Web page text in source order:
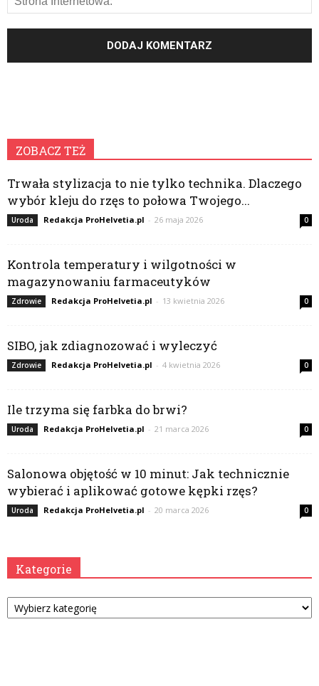
ZOBACZ TEŻ
Trwała stylizacja to nie tylko technika. Dlaczego
wybór kleju do rzęs to połowa Twojego...
Uroda Redakcja ProHelvetia.pl - 26 maja 2026 0
Kontrola temperatury i wilgotności w
magazynowaniu farmaceutyków
Zdrowie Redakcja ProHelvetia.pl - 13 kwietnia 2026 0
SIBO, jak zdiagnozować i wyleczyć
Zdrowie Redakcja ProHelvetia.pl - 4 kwietnia 2026 0
Ile trzyma się farbka do brwi?
Uroda Redakcja ProHelvetia.pl - 21 marca 2026 0
Salonowa objętość w 10 minut: Jak technicznie
wybierać i aplikować gotowe kępki rzęs?
Uroda Redakcja ProHelvetia.pl - 20 marca 2026 0
Kategorie
Kategorie